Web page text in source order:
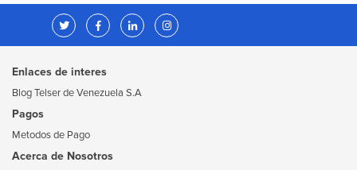
Enlaces de interes
Blog Telser de Venezuela S.A
Pagos
Metodos de Pago
Acerca de Nosotros